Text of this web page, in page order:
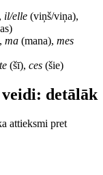
il/elle (viņš/viņa),
ma (mana), mes
(šī), ces (šie)
detālāk
attieksmi pret